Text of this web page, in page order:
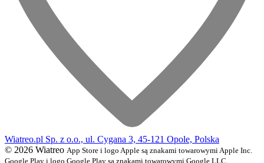
Wiatreo.pl Sp. z o.o., ul. Cygana 3, 45-121 Opole, Polska
© 2026 Wiatreo App Store i logo Apple są znakami towarowymi Apple Inc.
Google Play i logo Google Play są znakami towarowymi Google LLC.